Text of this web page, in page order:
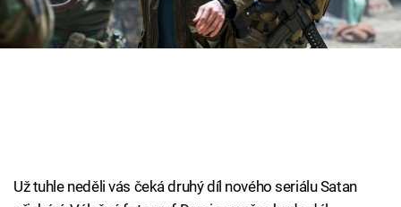
Cool Esport
Už tuhle neděli vás čeká druhý díl nového seriálu Satan